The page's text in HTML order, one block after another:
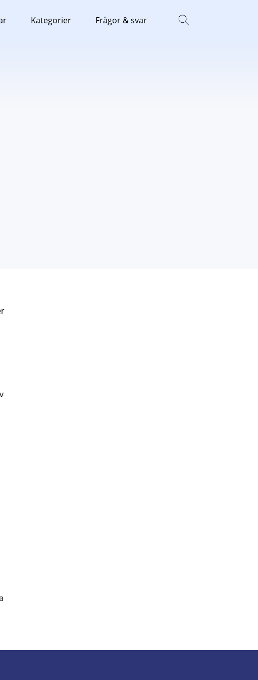
Kategorier Frågor & svar